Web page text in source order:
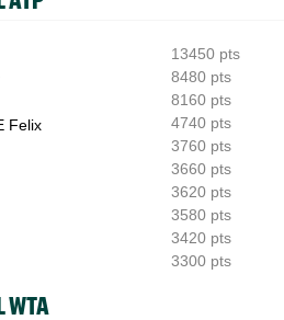
07:35
: "Il dit ça parce qu'il vieillit"
07:10
: "Le pire match de ma saison"
13450 pts
8480 pts
8160 pts
Felix
4740 pts
3760 pts
3660 pts
3620 pts
3580 pts
3420 pts
3300 pts
WTA